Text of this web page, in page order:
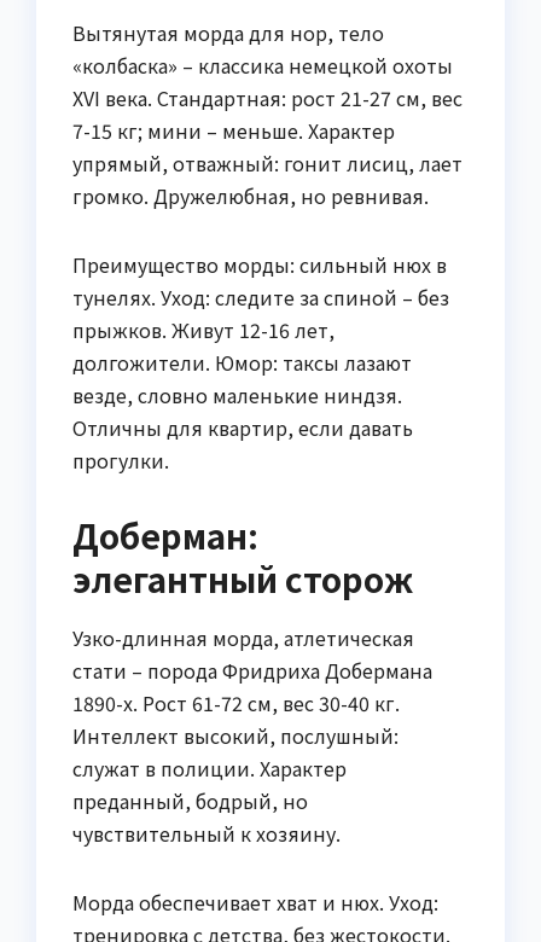
Вытянутая морда для нор, тело
«колбаска» – классика немецкой охоты
XVI века. Стандартная: рост 21-27 см, вес
7-15 кг; мини – меньше. Характер
упрямый, отважный: гонит лисиц, лает
громко. Дружелюбная, но ревнивая.
Преимущество морды: сильный нюх в
тунелях. Уход: следите за спиной – без
прыжков. Живут 12-16 лет,
долгожители. Юмор: таксы лазают
везде, словно маленькие ниндзя.
Отличны для квартир, если давать
прогулки.
Доберман:
элегантный сторож
Узко-длинная морда, атлетическая
стати – порода Фридриха Добермана
1890-х. Рост 61-72 см, вес 30-40 кг.
Интеллект высокий, послушный:
служат в полиции. Характер
преданный, бодрый, но
чувствительный к хозяину.
Морда обеспечивает хват и нюх. Уход:
тренировка с детства, без жестокости.